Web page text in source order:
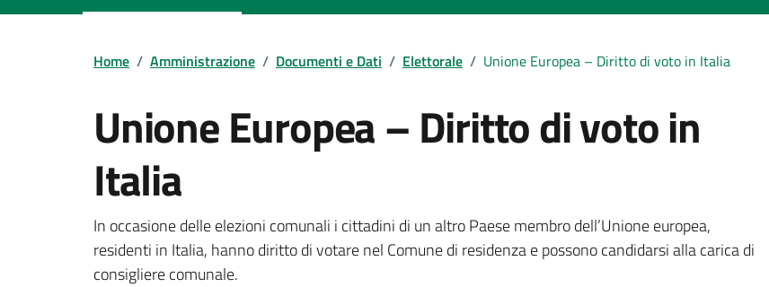
Home / Amministrazione / Documenti e Dati / Elettorale / Unione Europea – Diritto di voto in Italia
Unione Europea – Diritto di voto in
Italia
Dettagli del documento
In occasione delle elezioni comunali i cittadini di un altro Paese membro dell’Unione europea,
residenti in Italia, hanno diritto di votare nel Comune di residenza e possono candidarsi alla carica di
consigliere comunale.